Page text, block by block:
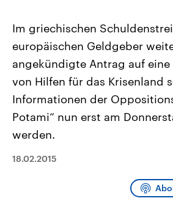
Landtagswahl Sachsen-Anhalt
2026
Alle Informationen
Sachsen-Anhalt wählt am 6.
September 2026 einen neuen
Landtag. Seit 2021 wird das
Bundesland von einer Koalition aus
Umfragen, Prognosen,
und Hintergründe zu den Parteien
und Kandidaten der anstehenden
Sendungen
Im griechischen
europäischen Geldgeber
angekündigte Antrag auf eine
von Hilfen für das Krisenland
Informationen der
Potami“ nun erst am
werden.
18.02.2015